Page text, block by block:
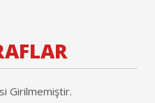
Girilmemiştir.